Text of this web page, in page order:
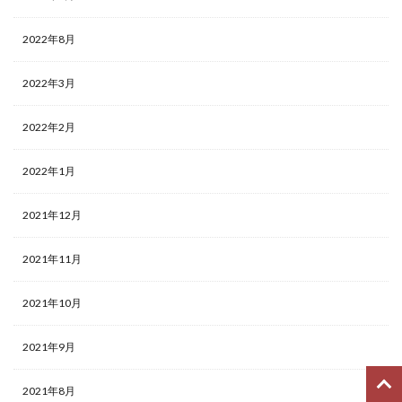
2022年8月
2022年3月
2022年2月
2022年1月
2021年12月
2021年11月
2021年10月
2021年9月
2021年8月